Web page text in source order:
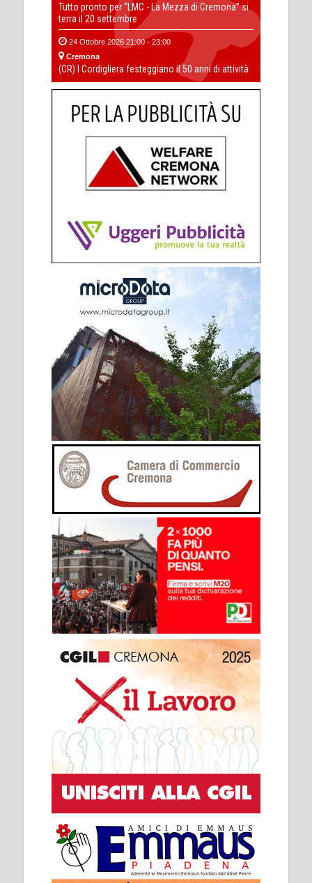
Tutto pronto per “LMC - La Mezza di Cremona” si
terra il 20 settembre
24 Ottobre 2026 21:00 - 23:00
Cremona
(CR) I Cordigliera festeggiano il 50 anni di attività